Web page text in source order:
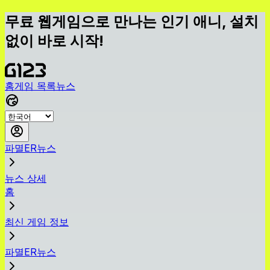
무료 웹게임으로 만나는 인기 애니, 설치
없이 바로 시작!
홈게임 목록뉴스
파멸ER뉴스
뉴스 상세
홈
최신 게임 정보
파멸ER뉴스